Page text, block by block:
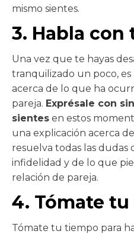
mismo sientes.
3. Habla con
Una vez que te hayas
tranquilizado un poco,
acerca de lo que ha
pareja. Exprésale con
sientes en estos
una explicación acerca
resuelva todas las dudas
infidelidad y de lo que
relación de pareja.
4. Tómate
Tómate tu tiempo para